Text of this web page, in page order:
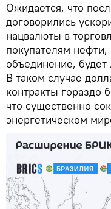
Ожидается, что
договорились
нацвалюты в
покупателям
объединение, будет
В таком случае
контракты гораздо
что существенно
энергетическом